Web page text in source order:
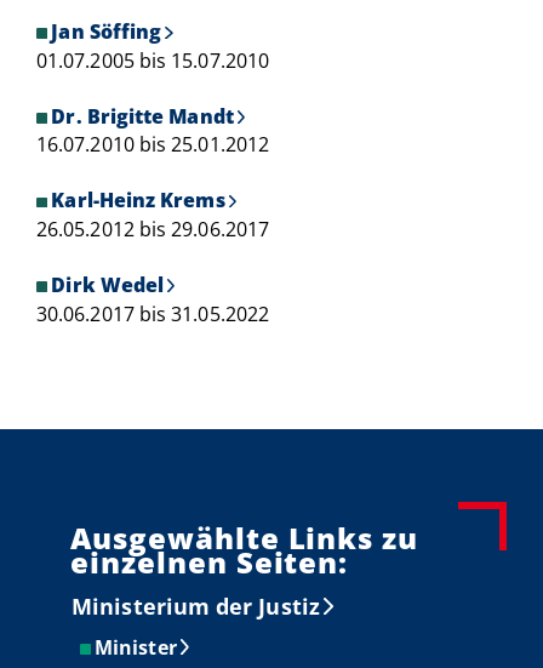
Jan Söffing
01.07.2005 bis 15.07.2010
Dr. Brigitte Mandt
16.07.2010 bis 25.01.2012
Karl-Heinz Krems
26.05.2012 bis 29.06.2017
Dirk Wedel
30.06.2017 bis 31.05.2022
Ausgewählte Links zu
einzelnen Seiten:
Ministerium der Justiz
Minister